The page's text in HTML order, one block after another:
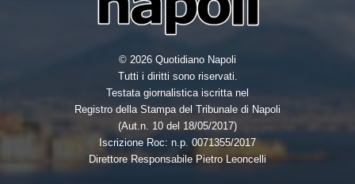
© 2026 Quotidiano Napoli
Tutti i diritti sono riservati.
Testata giornalistica iscritta nel
Registro della Stampa del Tribunale di Napoli
(Aut.n. 10 del 18/05/2017)
Iscrizione Roc: n.p. 0071355/2017
Direttore Responsabile Pietro Leoncelli